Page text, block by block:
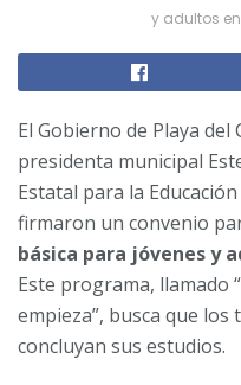
y adultos
El Gobierno de Playa
presidenta municipal
Estatal para la Educación
firmaron un convenio
básica para jóvenes y
Este programa, llamado
empieza”, busca que
concluyan sus estudios.